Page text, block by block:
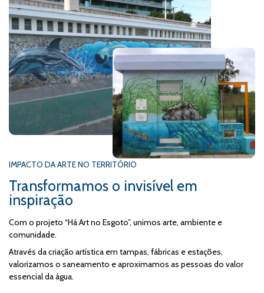
IMPACTO DA ARTE NO TERRITÓRIO
Transformamos o invisível em
inspiração
Com o projeto “Há Art no Esgoto”, unimos arte, ambiente e
comunidade.
Através da criação artística em tampas, fábricas e estações,
valorizamos o saneamento e aproximamos as pessoas do valor
essencial da água.